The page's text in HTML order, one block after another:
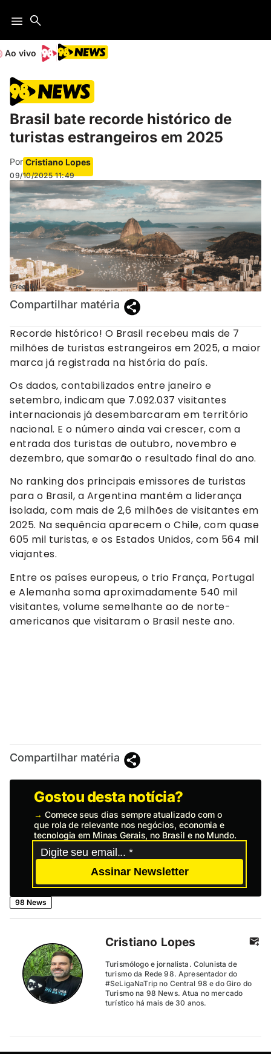
Ao vivo
Brasil bate recorde histórico de
turistas estrangeiros em 2025
Por Cristiano Lopes
09/10/2025 11:49
(Freepik)
Compartilhar matéria
Recorde histórico! O Brasil recebeu mais de 7
milhões de turistas estrangeiros em 2025, a maior
marca já registrada na história do país.
Os dados, contabilizados entre janeiro e
setembro, indicam que 7.092.037 visitantes
internacionais já desembarcaram em território
nacional. E o número ainda vai crescer, com a
entrada dos turistas de outubro, novembro e
dezembro, que somarão o resultado final do ano.
No ranking dos principais emissores de turistas
para o Brasil, a Argentina mantém a liderança
isolada, com mais de 2,6 milhões de visitantes em
2025. Na sequência aparecem o Chile, com quase
605 mil turistas, e os Estados Unidos, com 564 mil
viajantes.
Entre os países europeus, o trio França, Portugal
e Alemanha soma aproximadamente 540 mil
visitantes, volume semelhante ao de norte-
americanos que visitaram o Brasil neste ano.
Compartilhar matéria
Gostou desta notícia?
→ Comece seus dias sempre atualizado com o
que rola de relevante nos negócios, economia e
tecnologia em Minas Gerais, no Brasil e no Mundo.
Assinar Newsletter
98 News
Cristiano Lopes
Turismólogo e jornalista. Colunista de
turismo da Rede 98. Apresentador do
#SeLigaNaTrip no Central 98 e do Giro do
Turismo na 98 News. Atua no mercado
turístico há mais de 30 anos.